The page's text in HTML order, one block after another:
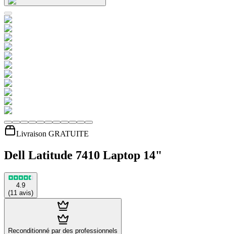
Livraison GRATUITE
Dell Latitude 7410 Laptop 14"
4.9
(11 avis)
Reconditionné par des professionnels